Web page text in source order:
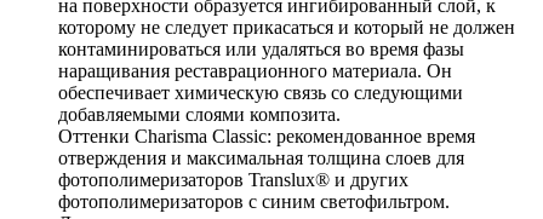
на поверхности образуется ингибированный слой, к
которому не следует прикасаться и который не должен
контаминироваться или удаляться во время фазы
наращивания реставрационного материала. Он
обеспечивает химическую связь со следующими
добавляемыми слоями композита.
Оттенки Charisma Classic: рекомендованное время
отверждения и максимальная толщина слоев для
фотополимеризаторов Translux® и других
фотополимеризаторов с синим светофильтром.